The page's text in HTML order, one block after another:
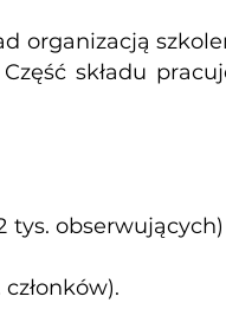
organizacją
składu
tys.